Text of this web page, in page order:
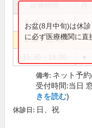
8:30～12:00 ●
8:30～12:45
お盆(8月中旬)は休
に必ず医療機関に直
備考: ネット予
受付時間:当日
きを読む)
休診日: 日、祝